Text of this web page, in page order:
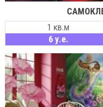
1 кв.м
6 у.е.